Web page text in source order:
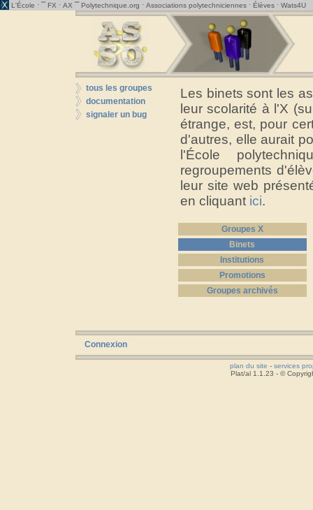
L'École · ˜˜ FX · AX ˜˜ Polytechnique.org · Associations polytechniciennes · Élèves · Wats4U
tous les groupes
documentation
signaler un bug
Les binets sont les
leur scolarité à l'X
étrange, est, pour
d'autres, elle aurait
l'École
regroupements
leur site web
en cliquant ici.
Groupes X
Binets
Institutions
Promotions
Groupes archivés
Connexion
plan du site - services
Plat/al 1.1.23 - ©